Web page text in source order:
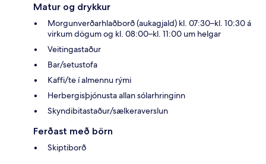
Matur og drykkur
Morgunverðarhlaðborð (aukagjald) kl. 07:30–kl. 10:30 á
virkum dögum og kl. 08:00–kl. 11:00 um helgar
Veitingastaður
Bar/setustofa
Kaffi/te í almennu rými
Herbergisþjónusta allan sólarhringinn
Skyndibitastaður/sælkeraverslun
Ferðast með börn
Skiptiborð